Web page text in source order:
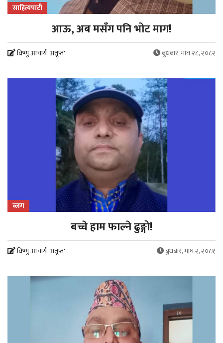
साहित्यपाटी
आऊ, अब मसँग पनि भोट माग!
विष्णु आचार्य 'अतृप्त' बुधबार, माघ २८, २०८२
ब्लग
बच्चे हाम फाल्ने ढुङ्गो!
विष्णु आचार्य 'अतृप्त' बुधबार, माघ २, २०८१